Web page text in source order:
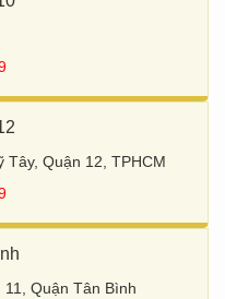
Tây, Quận 12, TPHCM
Quận Tân Bình